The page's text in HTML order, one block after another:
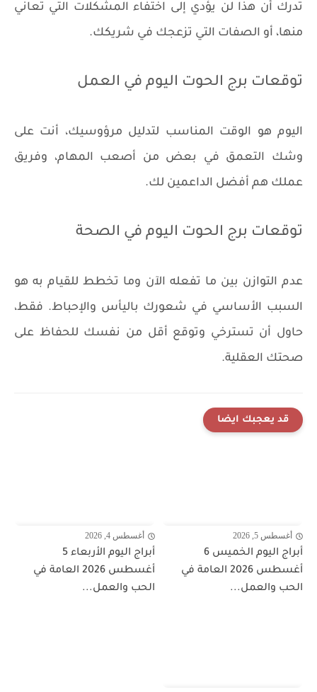
تدرك أن هذا لن يؤدي إلى اختفاء المشكلات التي تُعاني
منها، أو الصفات التي تزعجك في شريكك.
توقعات برج الحوت اليوم في العمل
اليوم هو الوقت المناسب لتدليل مرؤوسيك، أنت على
وشك التعمق في بعض من أصعب المهام، وفريق
عملك هم أفضل الداعمين لك.
توقعات برج الحوت اليوم في الصحة
عدم التوازن بين ما تفعله الآن وما تخطط للقيام به هو
السبب الأساسي في شعورك باليأس والإحباط. فقط،
حاول أن تسترخي وتوقع أقل من نفسك للحفاظ على
صحتك العقلية.
قد يعجبك ايضا
أغسطس 5, 2026
أبراج اليوم الخميس 6
أغسطس 2026 العامة في
الحب والعمل...
أغسطس 4, 2026
أبراج اليوم الأربعاء 5
أغسطس 2026 العامة في
الحب والعمل...